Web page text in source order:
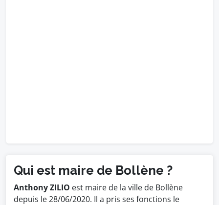
Qui est maire de Bollène ?
Anthony ZILIO est maire de la ville de Bollène
depuis le 28/06/2020. Il a pris ses fonctions le